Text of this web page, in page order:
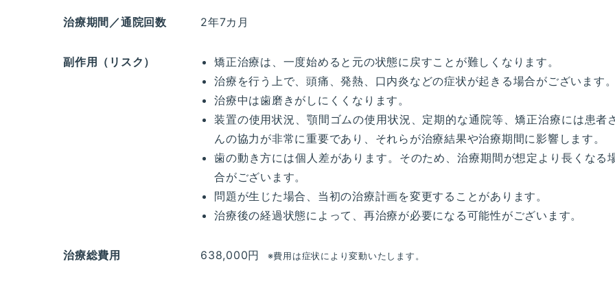
治療期間／通院回数 2年7カ月
副作用（リスク）
矯正治療は、一度始めると元の状態に戻すことが難しくなります。
治療を行う上で、頭痛、発熱、口内炎などの症状が起きる場合がございます。
治療中は歯磨きがしにくくなります。
装置の使用状況、顎間ゴムの使用状況、定期的な通院等、矯正治療には患者
んの協力が非常に重要であり、それらが治療結果や治療期間に影響します。
歯の動き方には個人差があります。そのため、治療期間が想定より長くなる
合がございます。
問題が生じた場合、当初の治療計画を変更することがあります。
治療後の経過状態によって、再治療が必要になる可能性がございます。
治療総費用 638,000円 ※費用は症状により変動いたします。